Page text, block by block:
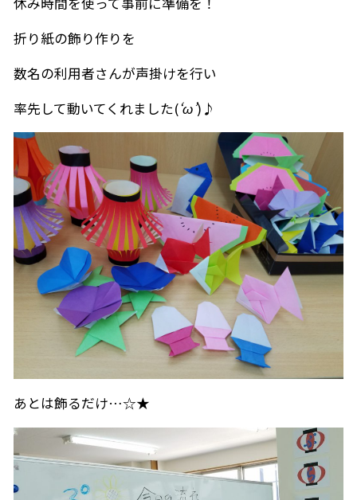
折り紙の飾り作りを
数名の利用者さんが声掛けを行い
率先して動いてくれました(‘ω’)♪
あとは飾るだけ…☆★